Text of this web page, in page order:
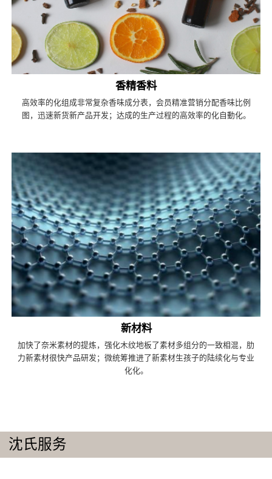
香精香料
高效率的化组成非常复杂香味成分表，会员精准营销分配香味比例
图，迅速新货新产品开发；达成的生产过程的高效率的化自動化。
新材料
加快了奈米素材的提炼，强化木纹地板了素材多组分的一致相混，肋
力新素材很快产品研发；微统筹推进了新素材生孩子的陆续化与专业
化化。
沈氏服务